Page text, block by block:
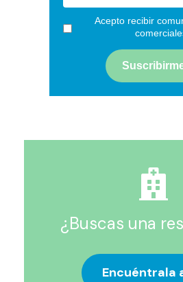
Acepto recibir
¿Buscas una
Encuéntrala